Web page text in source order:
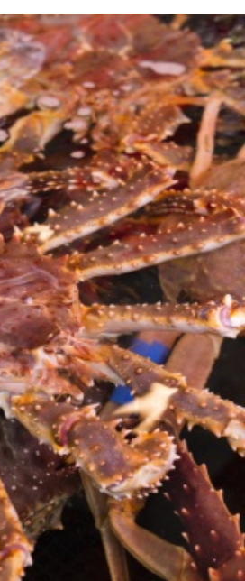
七個國立公園
邂逅絕景
基礎知識
Faceb
ook
照片集
影片
觀光手冊
使用條款
隱私權政策摘要
Cookie 政策
關於我們
連結